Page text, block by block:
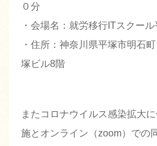
０分
・会場名：就労移行ITスクール
・住所：神奈川県平塚市明石
塚ビル8階
またコロナウイルス感染拡大
施とオンライン（zoom）での